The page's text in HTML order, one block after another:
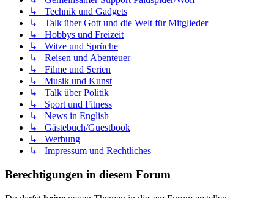
↳ Technik und Gadgets
↳ Talk über Gott und die Welt für Mitglieder
↳ Hobbys und Freizeit
↳ Witze und Sprüche
↳ Reisen und Abenteuer
↳ Filme und Serien
↳ Musik und Kunst
↳ Talk über Politik
↳ Sport und Fitness
↳ News in English
↳ Gästebuch/Guestbook
↳ Werbung
↳ Impressum und Rechtliches
Berechtigungen in diesem Forum